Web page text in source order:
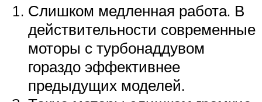
Слишком медленная работа. В
действительности современные
моторы с турбонаддувом
гораздо эффективнее
предыдущих моделей.